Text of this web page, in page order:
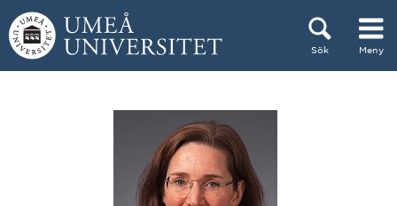
Hoppa direkt till innehållet
Sök Meny